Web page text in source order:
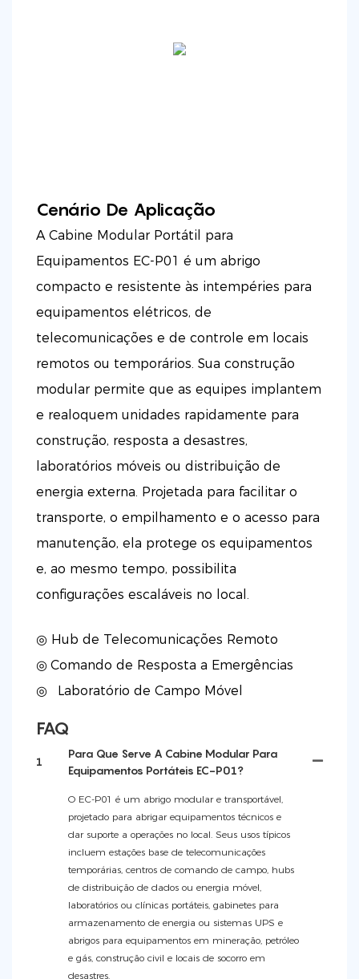
Cenário De Aplicação
A Cabine Modular Portátil para
Equipamentos EC-P01 é um abrigo
compacto e resistente às intempéries para
equipamentos elétricos, de
telecomunicações e de controle em locais
remotos ou temporários. Sua construção
modular permite que as equipes implantem
e realoquem unidades rapidamente para
construção, resposta a desastres,
laboratórios móveis ou distribuição de
energia externa. Projetada para facilitar o
transporte, o empilhamento e o acesso para
manutenção, ela protege os equipamentos
e, ao mesmo tempo, possibilita
configurações escaláveis ​​no local.
◎ Hub de Telecomunicações Remoto
◎ Comando de Resposta a Emergências
◎
Laboratório de Campo Móvel
FAQ
1
Para Que Serve A Cabine Modular Para
Equipamentos Portáteis EC-P01?
O EC-P01 é um abrigo modular e transportável,
projetado para abrigar equipamentos técnicos e
dar suporte a operações no local. Seus usos típicos
incluem estações base de telecomunicações
temporárias, centros de comando de campo, hubs
de distribuição de dados ou energia móvel,
laboratórios ou clínicas portáteis, gabinetes para
armazenamento de energia ou sistemas UPS e
abrigos para equipamentos em mineração, petróleo
e gás, construção civil e locais de socorro em
desastres.